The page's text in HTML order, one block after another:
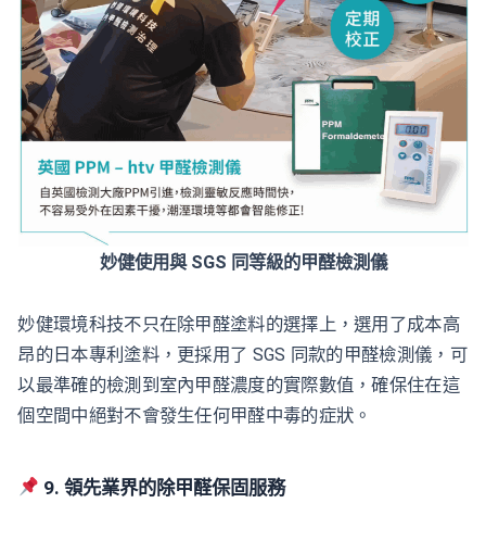
妙健使用與 SGS 同等級的甲醛檢測儀
妙健環境科技不只在除甲醛塗料的選擇上，選用了成本高
昂的日本專利塗料，更採用了 SGS 同款的甲醛檢測儀，可
以最準確的檢測到室內甲醛濃度的實際數值，確保住在這
個空間中絕對不會發生任何甲醛中毒的症狀。
9. 領先業界的除甲醛保固服務